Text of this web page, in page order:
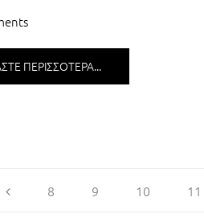
ΠΕΡΙΣΣΌΤΕΡΑ...
8 9 10 11